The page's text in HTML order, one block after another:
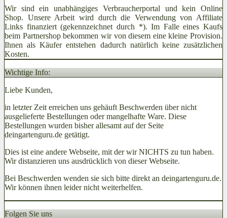
Wir sind ein unabhängiges Verbraucherportal und kein Online
Shop. Unsere Arbeit wird durch die Verwendung von Affiliate
Links finanziert (gekennzeichnet durch *). Im Falle eines Kaufs
beim Partnershop bekommen wir von diesem eine kleine Provision.
Ihnen als Käufer entstehen dadurch natürlich keine zusätzlichen
Kosten.
Wichtige Info:
Liebe Kunden,
in letzter Zeit erreichen uns gehäuft Beschwerden über nicht
ausgelieferte Bestellungen oder mangelhafte Ware. Diese
Bestellungen wurden bisher allesamt auf der Seite
deingartenguru.de getätigt.
Dies ist eine andere Webseite, mit der wir NICHTS zu tun haben.
Wir distanzieren uns ausdrücklich von dieser Webseite.
Bei Beschwerden wenden sie sich bitte direkt an deingartenguru.de.
Wir können ihnen leider nicht weiterhelfen.
Folgen Sie uns